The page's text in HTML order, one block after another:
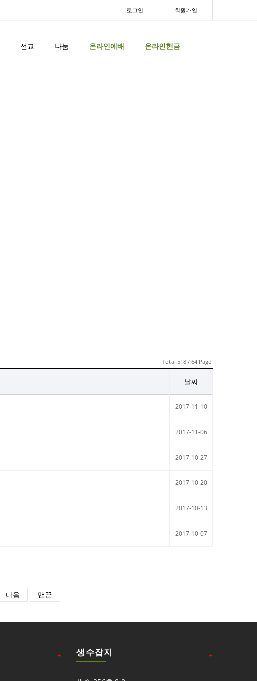
회원가입
로그인
선교 나눔 온라인예배 온라인헌금
Total 518 / 64 Page
날짜
2017-11-10
2017-11-06
2017-10-27
2017-10-20
2017-10-13
2017-10-07
다음 맨끝
+ 생수잡지 +